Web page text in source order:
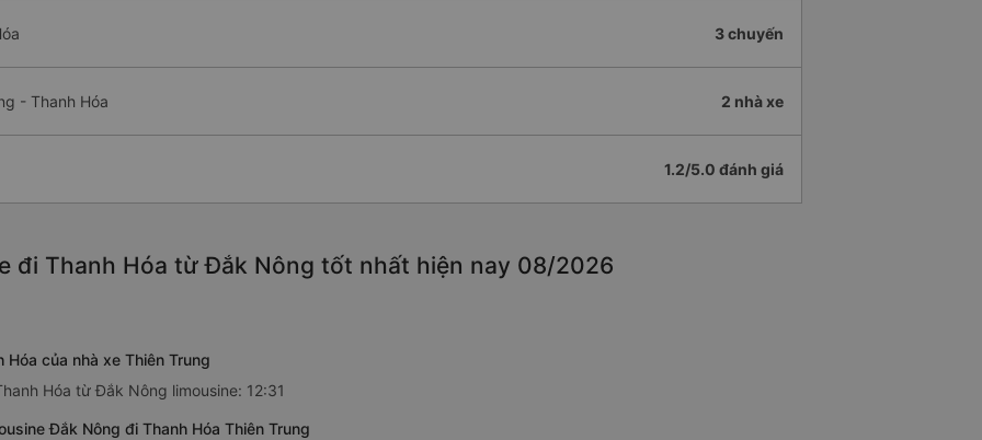
3 chuyến
- Thanh Hóa 2 nhà xe
1.2/5.0 đánh giá
đi Thanh Hóa từ Đắk Nông tốt nhất hiện nay 08/2026
của nhà xe Thiên Trung
Hóa từ Đắk Nông limousine: 12:31
Đắk Nông đi Thanh Hóa Thiên Trung